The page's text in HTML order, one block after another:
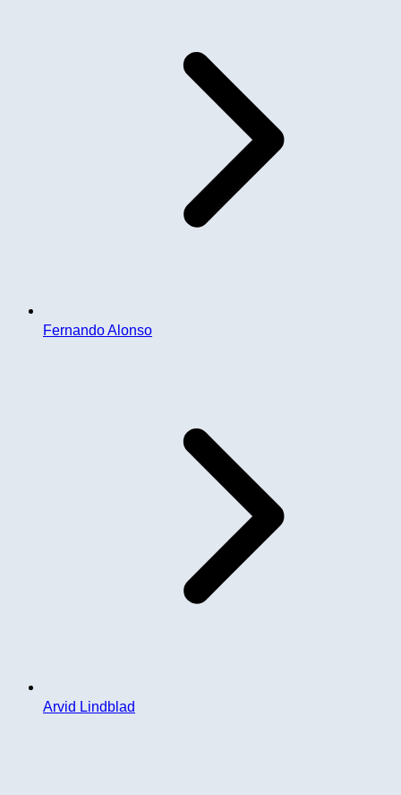
Fernando Alonso
Arvid Lindblad